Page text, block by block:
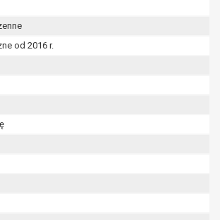
od 2016 r.
wobec interesów, praw i
osoby, której dane dotyczą, lub
gdy przetwarzanie danych
odbywa się na podstawie zgody osoby
danych osobowych (art. 6 ust. 1
zgody w dowolnym momencie.
nie ma wpływu na zgodność